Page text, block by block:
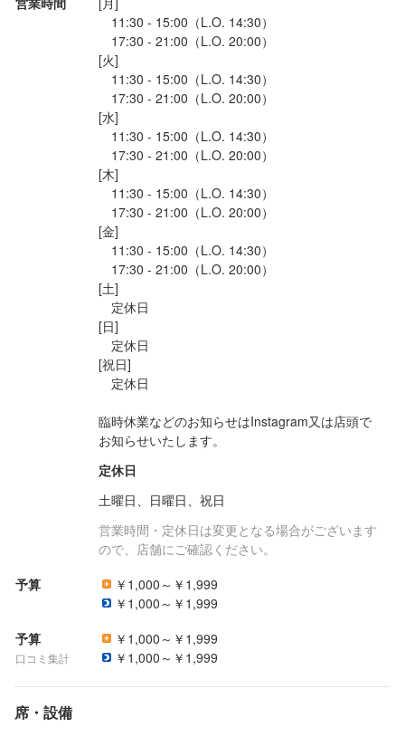
11:30 - 15:00（L.O. 14:30）
17:30 - 21:00（L.O. 20:00）
[火]
11:30 - 15:00（L.O. 14:30）
17:30 - 21:00（L.O. 20:00）
[水]
11:30 - 15:00（L.O. 14:30）
17:30 - 21:00（L.O. 20:00）
[木]
11:30 - 15:00（L.O. 14:30）
17:30 - 21:00（L.O. 20:00）
[金]
11:30 - 15:00（L.O. 14:30）
17:30 - 21:00（L.O. 20:00）
[土]
定休日
[日]
定休日
[祝日]
定休日
臨時休業などのお知らせはInstagram又は店頭で
お知らせいたします。
定休日
土曜日、日曜日、祝日
営業時間・定休日は変更となる場合がございます
ので、店舗にご確認ください。
予算
￥1,000～￥1,999
￥1,000～￥1,999
予算
口コミ集計
￥1,000～￥1,999
￥1,000～￥1,999
席・設備